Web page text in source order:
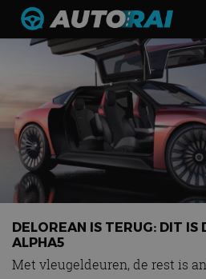
Autonieuws
Autotests
Automerken
Adverteren
Contact
MotorRAI.nl
DELOREAN IS TERUG: DIT IS
ALPHA5
Met vleugeldeuren, de rest is